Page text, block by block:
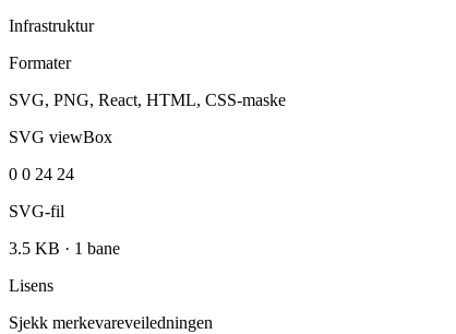
Infrastruktur
Formater
SVG, PNG, React, HTML, CSS-maske
SVG viewBox
0 0 24 24
SVG-fil
3.5 KB · 1 bane
Lisens
Sjekk merkevareveiledningen